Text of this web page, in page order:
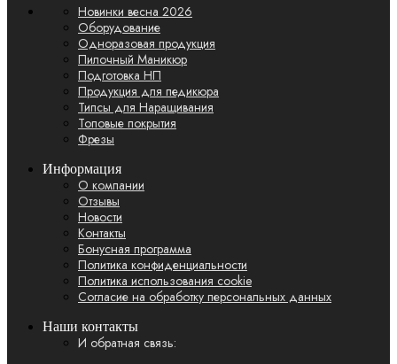
Новинки весна 2026
Оборудование
Одноразовая продукция
Пилочный Маникюр
Подготовка НП
Продукция для педикюра
Типсы для Наращивания
Топовые покрытия
Фрезы
Информация
О компании
Отзывы
Новости
Контакты
Бонусная программа
Политика конфиденциальности
Политика использования cookie
Согласие на обработку персональных данных
Наши контакты
И обратная связь: